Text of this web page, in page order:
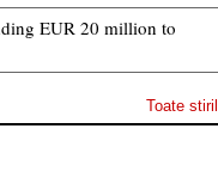
EUR 20 million to
Toate